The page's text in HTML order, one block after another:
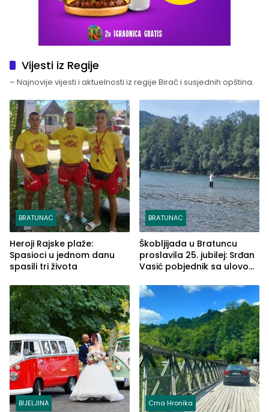
Vijesti iz Regije
– Najnovije vijesti i aktuelnosti iz regije Birač i susjednih opština.
BRATUNAC
Heroji Rajske plaže:
Spasioci u jednom danu
spasili tri života
BRATUNAC
Škobljijada u Bratuncu
proslavila 25. jubilej: Srđan
Vasić pobjednik sa ulovom
BIJELJINA Crna Hronika